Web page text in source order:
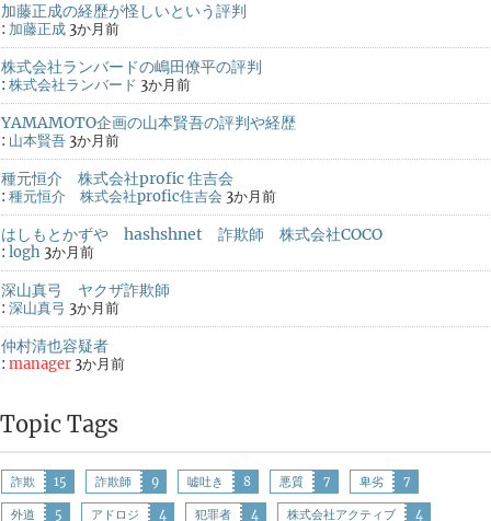
加藤正成の経歴が怪しいという評判
: 加藤正成 3か月前
株式会社ランバードの嶋田僚平の評判
: 株式会社ランバード 3か月前
YAMAMOTO企画の山本賢吾の評判や経歴
: 山本賢吾 3か月前
種元恒介 株式会社profic 住吉会
: 種元恒介 株式会社profic住吉会 3か月前
はしもとかずや hashshnet 詐欺師 株式会社COCO
: logh 3か月前
深山真弓 ヤクザ詐欺師
: 深山真弓 3か月前
仲村清也容疑者
: manager 3か月前
Topic Tags
詐欺 15 詐欺師 9 嘘吐き 8 悪質 7 卑劣 7
外道 5 アドロジ 4 犯罪者 4 株式会社アクティブ 4